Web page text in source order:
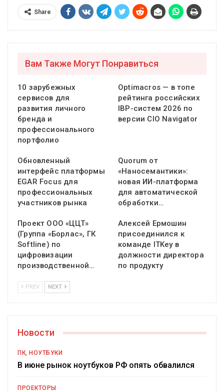
Share
Вам Также Могут Понравиться
10 зарубежных
сервисов для
развития личного
бренда и
профессионального
портфолио
Optimacros — в топе
рейтинга российских
IBP-систем 2026 по
версии CIO Navigator
Обновленный
интерфейс платформы
EGAR Focus для
профессиональных
участников рынка
Quorum от
«Наносемантики»:
новая ИИ-платформа
для автоматической
обработки…
Проект ООО «ЦЦТ»
(Группа «Борлас», ГК
Softline) по
цифровизации
производственной…
Алексей Ермошин
присоединился к
команде ITKey в
должности директора
по продукту
PREV NEXT
Новости
ПК, НОУТБУКИ
В июне рынок ноутбуков РФ опять обвалился
ПРОЕКТОРЫ